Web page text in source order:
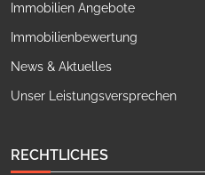
Immobilien Angebote
Immobilienbewertung
News & Aktuelles
Unser Leistungsversprechen
RECHTLICHES